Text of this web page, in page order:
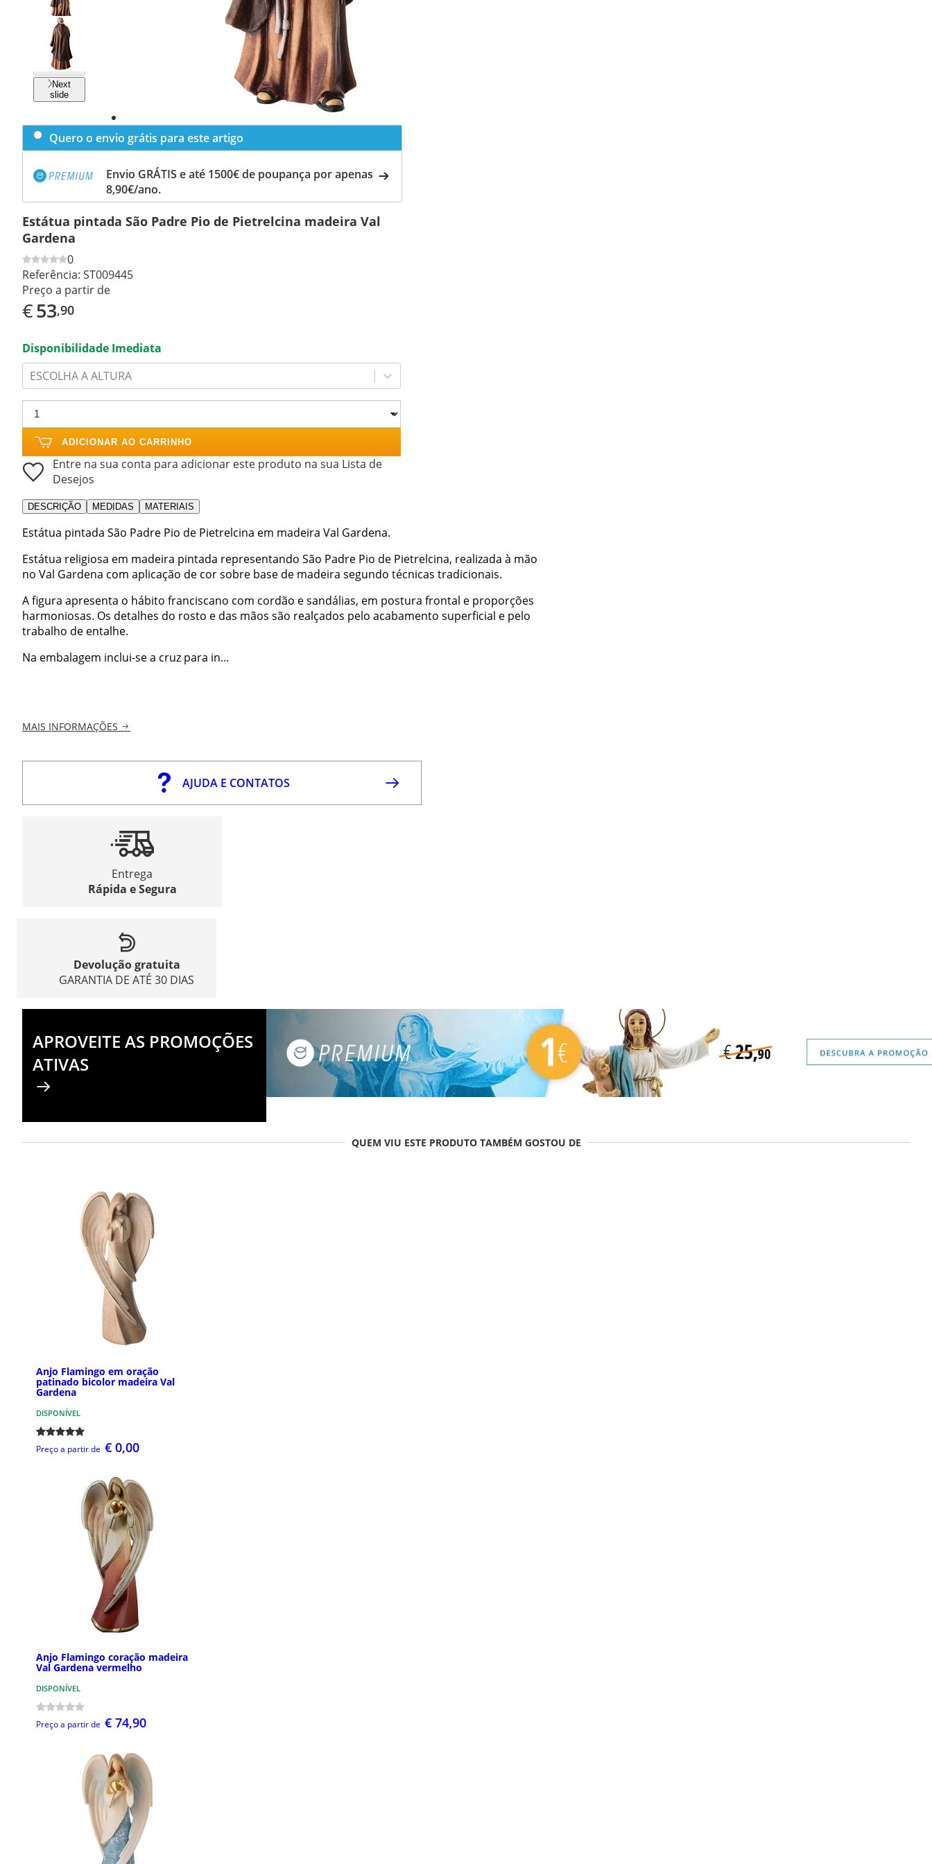
Previous
slide
Next
slide
Quero o envio grátis para este artigo
Envio GRÁTIS e até 1500€ de poupança por apenas
8,90€/ano.
Estátua pintada São Padre Pio de Pietrelcina madeira Val
Gardena
0
Referência: ST009445
Preço a partir de
€53,90
Disponibilidade Imediata
ESCOLHA A ALTURA
ADICIONAR AO CARRINHO
Entre na sua conta para adicionar este produto na sua Lista de
Desejos
DESCRIÇÃO MEDIDAS MATERIAIS
Estátua pintada São Padre Pio de Pietrelcina em madeira Val Gardena.
Estátua religiosa em madeira pintada representando São Padre Pio de Pietrelcina, realizada à mão
no Val Gardena com aplicação de cor sobre base de madeira segundo técnicas tradicionais.
A figura apresenta o hábito franciscano com cordão e sandálias, em postura frontal e proporções
harmoniosas. Os detalhes do rosto e das mãos são realçados pelo acabamento superficial e pelo
trabalho de entalhe.
Na embalagem inclui-se a cruz para in...
MAIS INFORMAÇÕES
AJUDA E CONTATOS
Entrega
Rápida e Segura
Devolução gratuita
GARANTIA DE ATÉ 30 DIAS
APROVEITE AS PROMOÇÕES
ATIVAS
QUEM VIU ESTE PRODUTO TAMBÉM GOSTOU DE
Anjo Flamingo em oração
patinado bicolor madeira Val
Gardena
DISPONÍVEL
Preço a partir de € 0,00
Anjo Flamingo coração madeira
Val Gardena vermelho
DISPONÍVEL
Preço a partir de € 74,90